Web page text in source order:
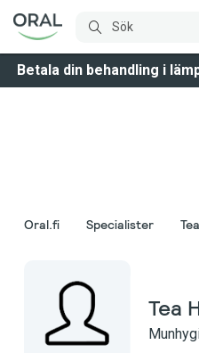
Betala din behandling i
Oral.fi Specialister
Tea